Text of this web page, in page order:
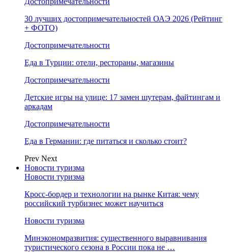
30 лучших достопримечательностей ОАЭ 2026 (Рейтинг
+ ФОТО)
Достопримечательности
Еда в Турции: отели, рестораны, магазины
Достопримечательности
Детские игры на улице: 17 замен шутерам, файтингам и
аркадам
Достопримечательности
Еда в Германии: где питаться и сколько стоит?
Prev Next
Новости туризма
Новости туризма
Кросс-бордер и технологии на рынке Китая: чему
российский турбизнес может научиться
Новости туризма
Минэкономразвития: существенного выравнивания
туристического сезона в России пока не …